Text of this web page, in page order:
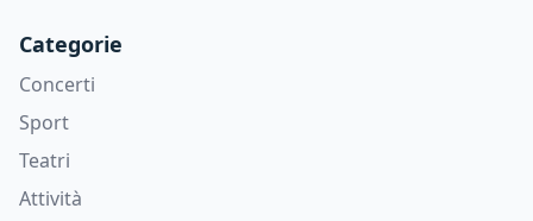
Categorie
Concerti
Sport
Teatri
Attività